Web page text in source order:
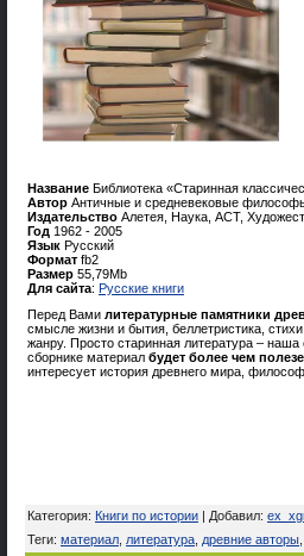
Название Библиотека «Старинная
Автор Античные и средневековые
Издательство Алетея, Наука, АСТ,
Год 1962 - 2005
Язык Русский
Формат fb2
Размер 55,79Mb
Для сайта: Русские книги
Перед Вами литературные памятники
смысле жизни и бытия, беллетристика,
жанру. Просто старинная литература –
сборнике материал будет более чем
интересует история древнего мира,
Категория: Книги по истории | Добавил:
Теги: материал литература древние авторы